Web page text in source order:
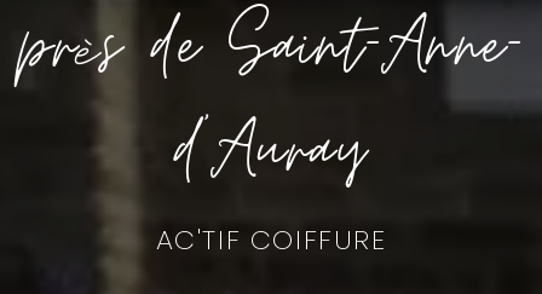
près de Saint-Anne-
d’Auray
AC'TIF COIFFURE